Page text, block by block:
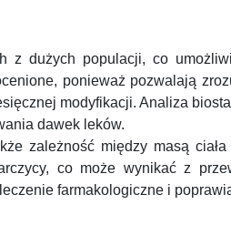
z dużych populacji, co
ponieważ pozwalają
modyfikacji. Analiza
dawek leków.
zależność między masą
co może wynikać z
farmakologiczne i